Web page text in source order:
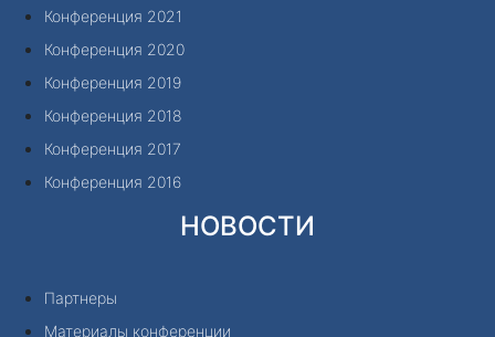
Конференция 2021
Конференция 2020
Конференция 2019
Конференция 2018
Конференция 2017
Конференция 2016
НОВОСТИ
Партнеры
Материалы конференции